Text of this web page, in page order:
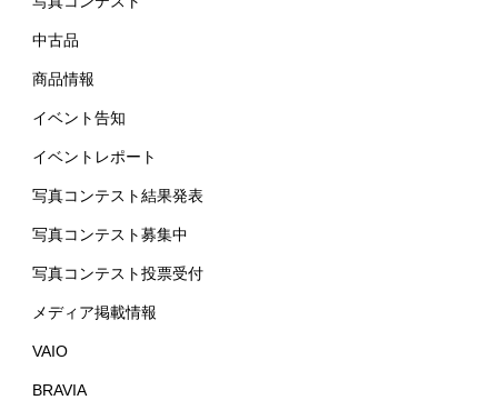
中古品
商品情報
イベント告知
イベントレポート
写真コンテスト結果発表
写真コンテスト募集中
写真コンテスト投票受付
メディア掲載情報
VAIO
BRAVIA